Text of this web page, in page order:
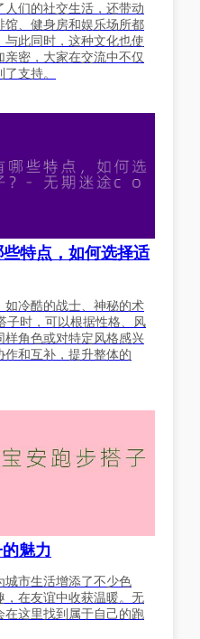
们的社交生活，还带动
馆、健身房和娱乐场所都
与此同时，这种文化也使
密，大家在交流中不仅
支持。
特点，如何选择适
冷酷的战士、神秘的术
子时，可以根据性格、风
角色或对特定风格感兴
作和互补，提升整体的
魅力
城市生活增添了不少色
在友谊中收获温暖。无
这里找到属于自己的跑